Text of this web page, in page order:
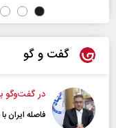
گفت و گو
در گفت‌و‌گو
فاصله